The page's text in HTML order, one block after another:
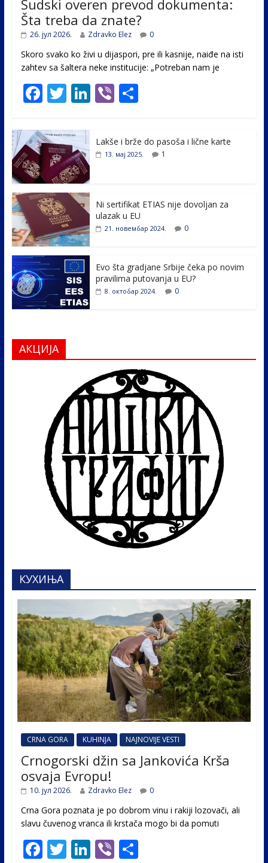
Sudski overen prevod dokumenta:
Šta treba da znate?
26. јул 2026. Zdravko Elez 0
Skoro svako ko živi u dijaspori, pre ili kasnije, naiđe na isti
zahtev sa šaltera neke institucije: „Potreban nam je
F
e
b
o
o
k
T
itt
er
Li
e
Vi
er
S
ar
e
Lakše i brže do pasoša i lične karte
13. мај 2025. 1
Ni sertifikat ETIAS nije dovoljan za
ulazak u EU
21. новембар 2024. 0
Evo šta gradjane Srbije čeka po novim
pravilima putovanja u EU?
8. октобар 2024. 0
АКЦИЈА
КУХИЊА
CRNA GORA KUHINJA NAJNOVIJE VESTI
Crnogorski džin sa Jankovića Krša
osvaja Evropu!
10. јул 2026. Zdravko Elez 0
Crna Gora poznata je po dobrom vinu i rakiji lozovači, ali
slavu čuvenog vranca ili krstača mogo bi da pomuti
F T Li Vi S